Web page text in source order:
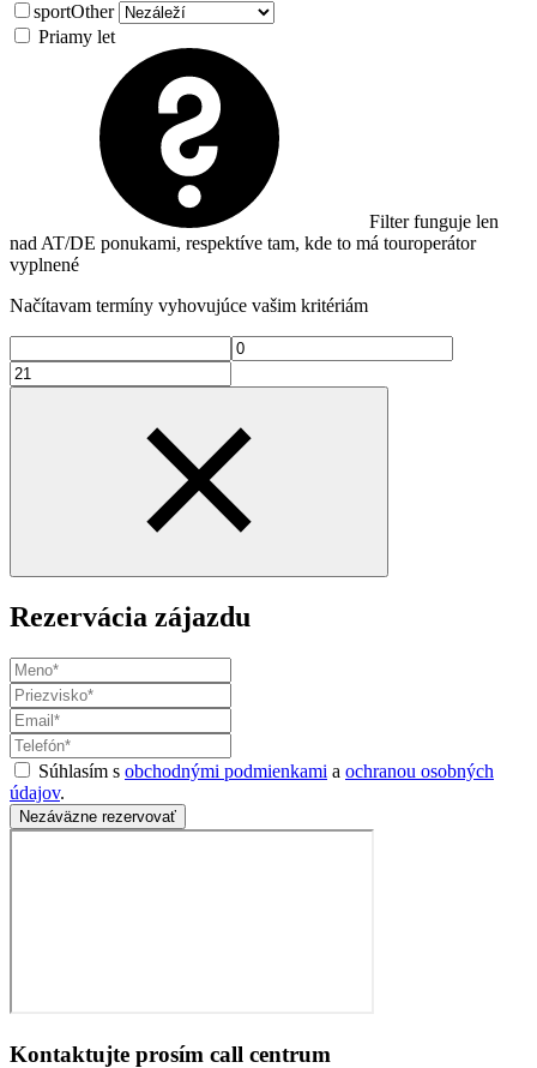
sportOther
Priamy let
Filter funguje len
nad AT/DE ponukami, respektíve tam, kde to má touroperátor
vyplnené
Načítavam termíny vyhovujúce vašim kritériám
Rezervácia zájazdu
Súhlasím s obchodnými podmienkami a ochranou osobných
údajov.
Nezáväzne rezervovať
Kontaktujte prosím call centrum